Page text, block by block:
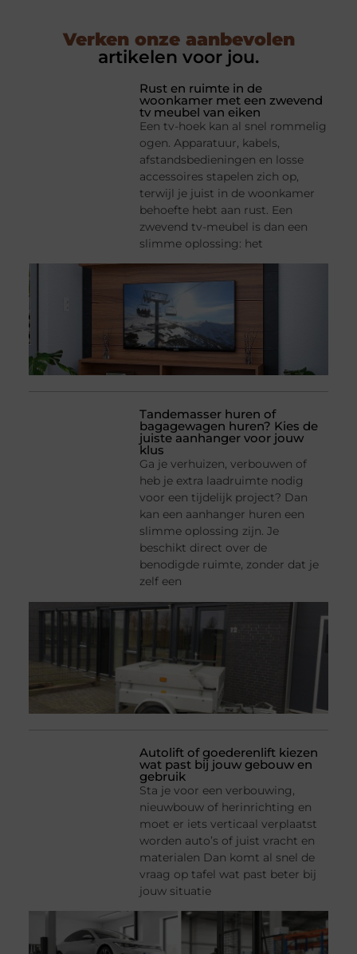
Verken onze aanbevolen
artikelen voor jou.
Rust en ruimte in de
woonkamer met een zwevend
tv meubel van eiken
Een tv-hoek kan al snel rommelig
ogen. Apparatuur, kabels,
afstandsbedieningen en losse
accessoires stapelen zich op,
terwijl je juist in de woonkamer
behoefte hebt aan rust. Een
zwevend tv-meubel is dan een
slimme oplossing: het
Tandemasser huren of
bagagewagen huren? Kies de
juiste aanhanger voor jouw
klus
Ga je verhuizen, verbouwen of
heb je extra laadruimte nodig
voor een tijdelijk project? Dan
kan een aanhanger huren een
slimme oplossing zijn. Je
beschikt direct over de
benodigde ruimte, zonder dat je
zelf een
Autolift of goederenlift kiezen
wat past bij jouw gebouw en
gebruik
Sta je voor een verbouwing,
nieuwbouw of herinrichting en
moet er iets verticaal verplaatst
worden auto’s of juist vracht en
materialen Dan komt al snel de
vraag op tafel wat past beter bij
jouw situatie